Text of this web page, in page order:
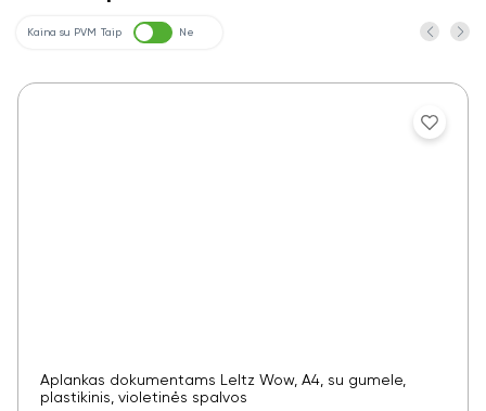
Kaina su PVM Taip Ne
Aplankas dokumentams LeItz Wow, A4, su gumele,
plastikinis, violetinės spalvos